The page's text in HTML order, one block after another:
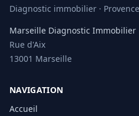
Diagnostic immobilier ·
Marseille Diagnostic Immobilier
Rue d'Aix
13001 Marseille
NAVIGATION
Accueil